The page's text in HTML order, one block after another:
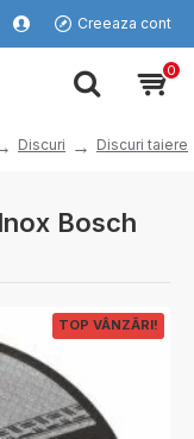
Creeaza cont
0
Discuri Discuri taiere
Bosch
TOP VÂNZĂRI!